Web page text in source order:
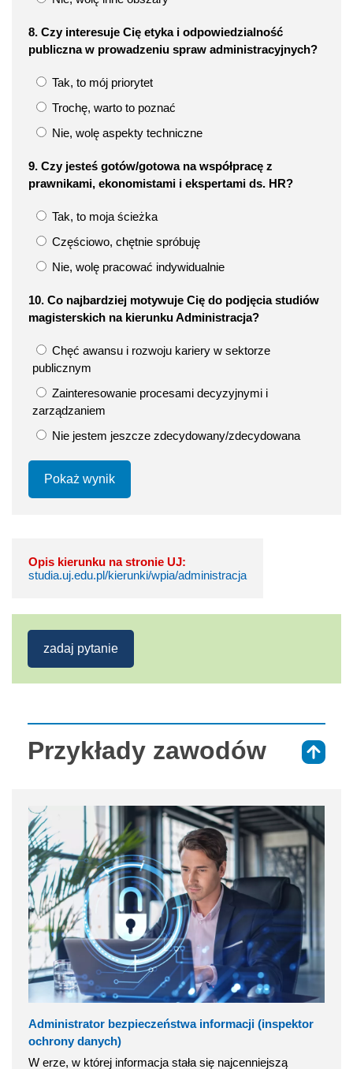
8. Czy interesuje Cię etyka i odpowiedzialność
publiczna w prowadzeniu spraw administracyjnych?
Tak, to mój priorytet
Trochę, warto to poznać
Nie, wolę aspekty techniczne
9. Czy jesteś gotów/gotowa na współpracę z
prawnikami, ekonomistami i ekspertami ds. HR?
Tak, to moja ścieżka
Częściowo, chętnie spróbuję
Nie, wolę pracować indywidualnie
10. Co najbardziej motywuje Cię do podjęcia studiów
magisterskich na kierunku Administracja?
Chęć awansu i rozwoju kariery w sektorze
publicznym
Zainteresowanie procesami decyzyjnymi i
zarządzaniem
Nie jestem jeszcze zdecydowany/zdecydowana
Pokaż wynik
Opis kierunku na stronie UJ:
studia.uj.edu.pl/kierunki/wpia/administracja
zadaj pytanie
Przykłady zawodów
Administrator bezpieczeństwa informacji (inspektor
ochrony danych)
W erze, w której informacja stała się najcenniejszą